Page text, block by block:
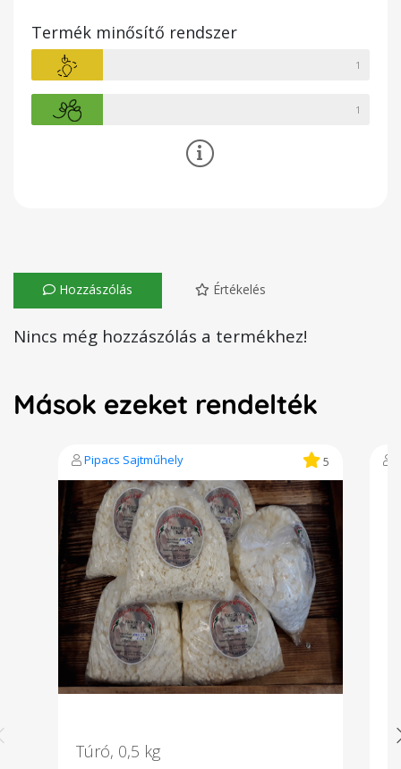
Termék minősítő rendszer
1
1
Hozzászólás Értékelés
Nincs még hozzászólás a termékhez!
Mások ezeket rendelték
Pipacs Sajtműhely 5
Túró, 0,5 kg